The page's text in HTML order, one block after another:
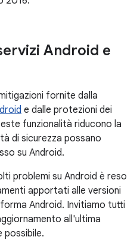
Android e
fornite dalla
e dalle protezioni dei
funzionalità riducono la
di sicurezza possano
su Android.
problemi su Android è reso
apportati alle versioni
Android. Invitiamo tutti
all'ultima
possibile.